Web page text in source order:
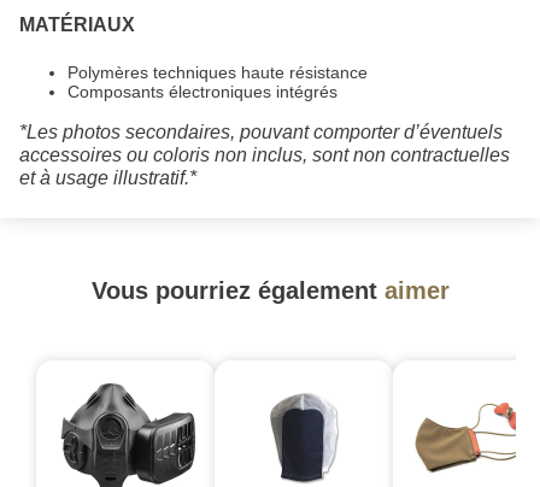
MATÉRIAUX
Polymères techniques haute résistance
Composants électroniques intégrés
*Les photos secondaires, pouvant comporter d’éventuels
accessoires ou coloris non inclus, sont non contractuelles
et à usage illustratif.*
Vous pourriez également aimer